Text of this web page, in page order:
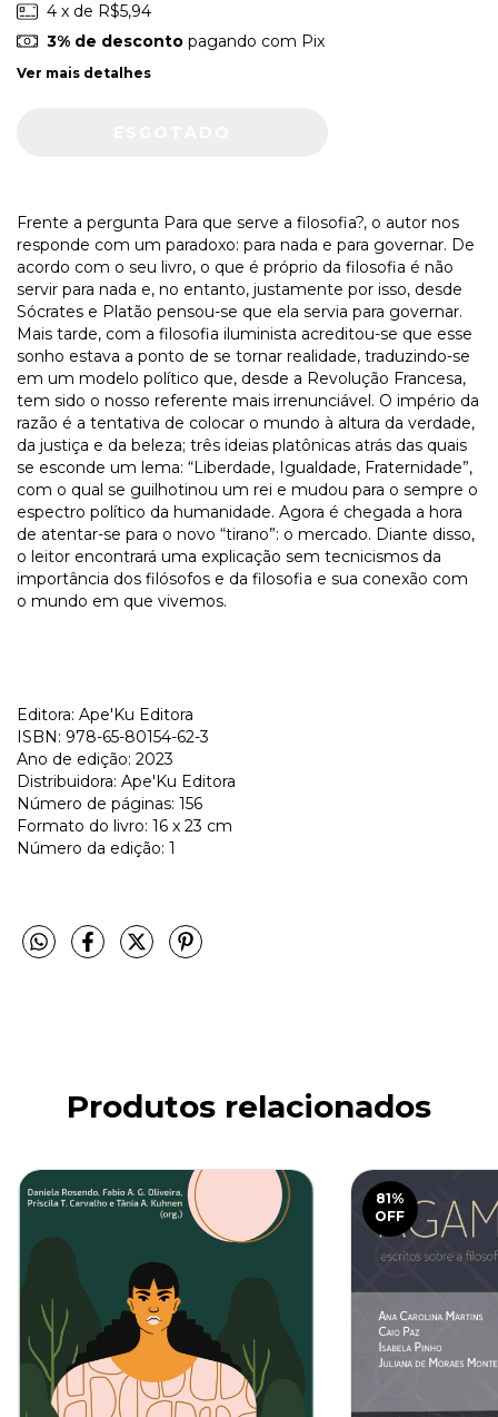
4 x de R$5,94
3% de descontopagando com Pix
Ver mais detalhes
Frente a pergunta Para que serve a filosofia?, o autor nos
responde com um paradoxo: para nada e para governar. De
acordo com o seu livro, o que é próprio da filosofia é não
servir para nada e, no entanto, justamente por isso, desde
Sócrates e Platão pensou-se que ela servia para governar.
Mais tarde, com a filosofia iluminista acreditou-se que esse
sonho estava a ponto de se tornar realidade, traduzindo-se
em um modelo político que, desde a Revolução Francesa,
tem sido o nosso referente mais irrenunciável. O império da
razão é a tentativa de colocar o mundo à altura da verdade,
da justiça e da beleza; três ideias platônicas atrás das quais
se esconde um lema: “Liberdade, Igualdade, Fraternidade”,
com o qual se guilhotinou um rei e mudou para o sempre o
espectro político da humanidade. Agora é chegada a hora
de atentar-se para o novo “tirano”: o mercado. Diante disso,
o leitor encontrará uma explicação sem tecnicismos da
importância dos filósofos e da filosofia e sua conexão com
o mundo em que vivemos.
Editora: Ape'Ku Editora
ISBN: 978-65-80154-62-3
Ano de edição: 2023
Distribuidora: Ape'Ku Editora
Número de páginas: 156
Formato do livro: 16 x 23 cm
Número da edição: 1
Produtos relacionados
81%
OFF